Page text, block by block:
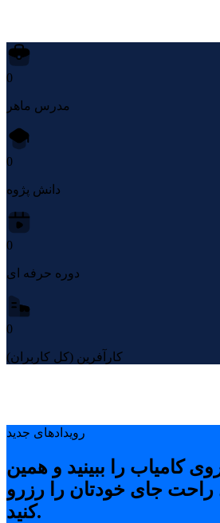
0
مدرس ماهر
0
دانش پژوه
0
دوره حرفه ای
0
کارآفرین (کل کاربران)
رویدادهای جدید
کامیاب را ببینید و همین
راحت جای خودتان را رزرو
کنید.